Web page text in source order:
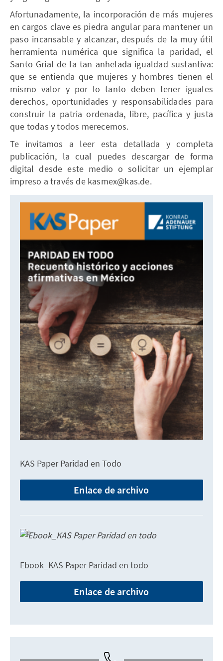
Afortunadamente, la incorporación de más mujeres
en cargos clave es piedra angular para mantener un
paso incansable y alcanzar, después de la muy útil
herramienta numérica que significa la paridad, el
Santo Grial de la tan anhelada igualdad sustantiva:
que se entienda que mujeres y hombres tienen el
mismo valor y por lo tanto deben tener iguales
derechos, oportunidades y responsabilidades para
construir la patria ordenada, libre, pacífica y justa
que todas y todos merecemos.
Te invitamos a leer esta detallada y completa
publicación, la cual puedes descargar de forma
digital desde este medio o solicitar un ejemplar
impreso a través de kasmex@kas.de.
KAS Paper Paridad en Todo
Enlace de archivo
Ebook_KAS Paper Paridad en todo
Enlace de archivo